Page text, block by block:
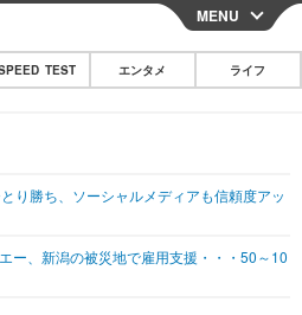
CLOSE
その他
MENU
TEST エンタメ ライフ
り勝ち、ソーシャルメディアも信頼度アッ
ー、新潟の被災地で雇用支援・・・50～10